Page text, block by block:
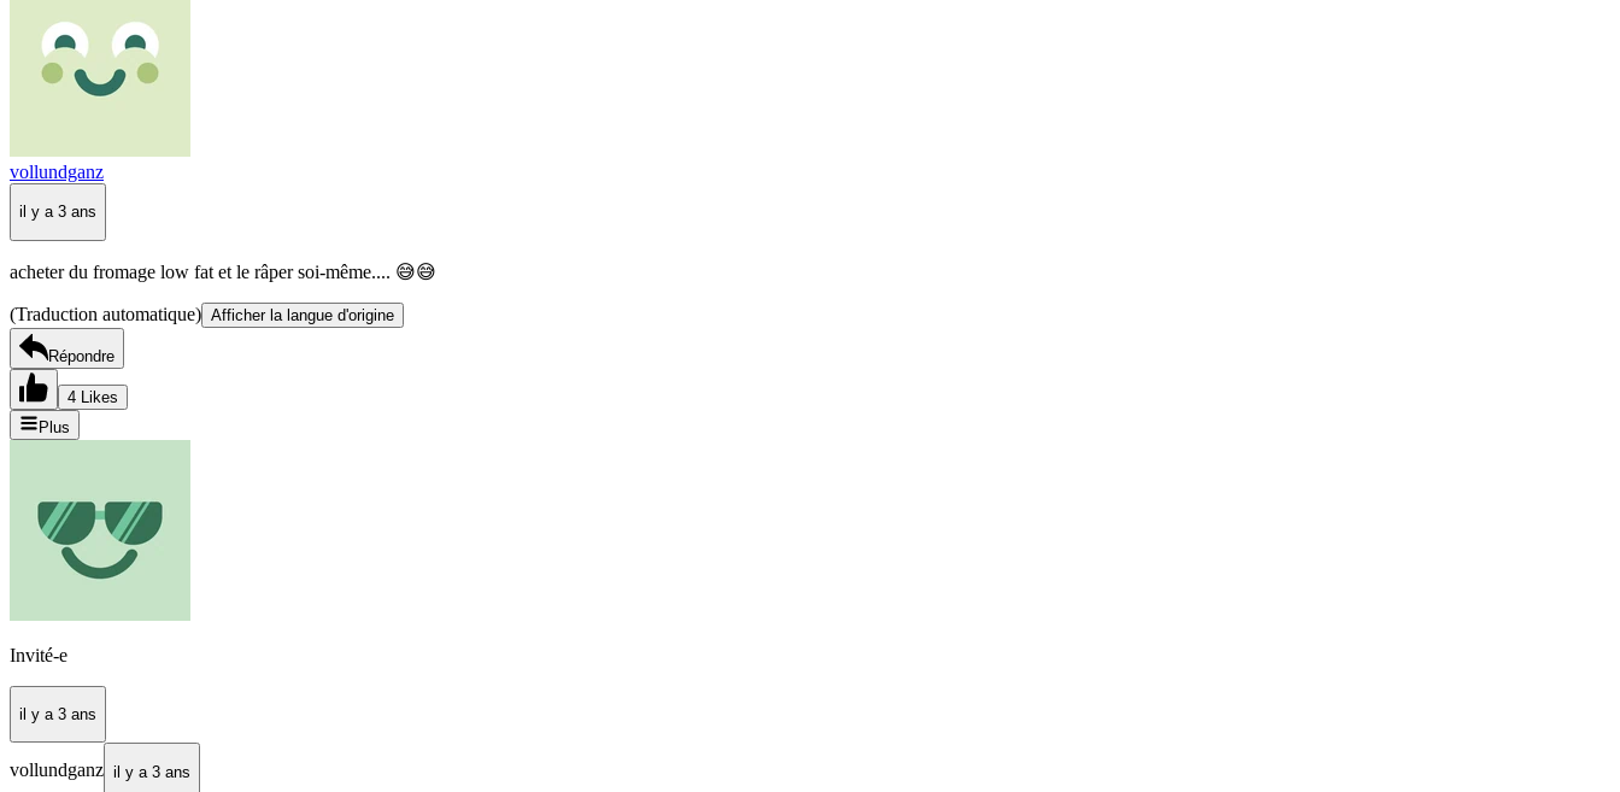
vollundganz
il y a 3 ans
acheter du fromage low fat et le râper soi-même.... 😅😅
(Traduction automatique) Afficher la langue d'origine
Répondre
4 Likes
Plus
Invité-e
il y a 3 ans
vollundganz il y a 3 ans